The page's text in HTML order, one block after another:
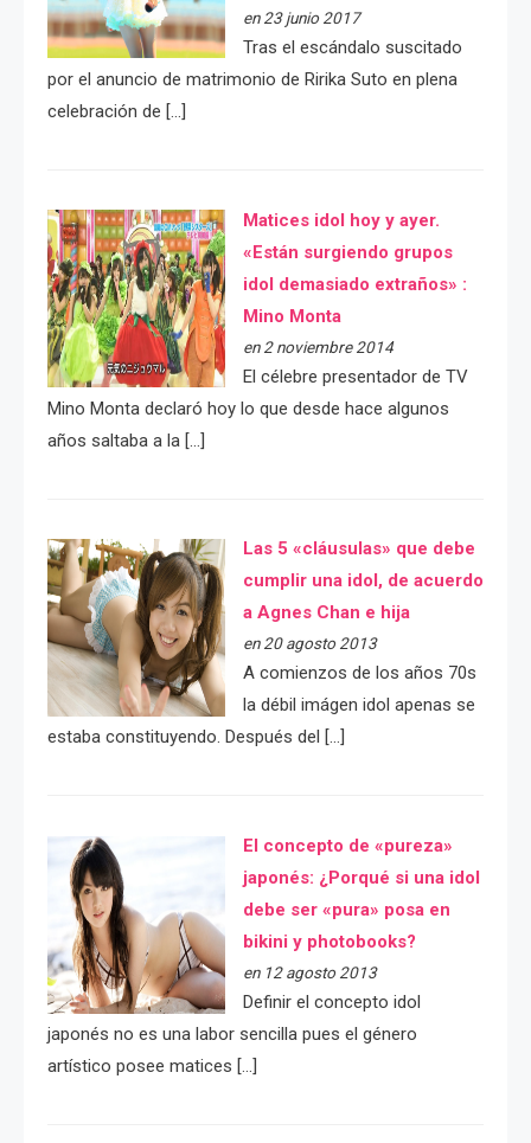
en 23 junio 2017
Tras el escándalo suscitado
por el anuncio de matrimonio de Ririka Suto en plena
celebración de […]
Matices idol hoy y ayer.
«Están surgiendo grupos
idol demasiado extraños» :
Mino Monta
en 2 noviembre 2014
El célebre presentador de TV
Mino Monta declaró hoy lo que desde hace algunos
años saltaba a la […]
Las 5 «cláusulas» que debe
cumplir una idol, de acuerdo
a Agnes Chan e hija
en 20 agosto 2013
A comienzos de los años 70s
la débil imágen idol apenas se
estaba constituyendo. Después del […]
El concepto de «pureza»
japonés: ¿Porqué si una idol
debe ser «pura» posa en
bikini y photobooks?
en 12 agosto 2013
Definir el concepto idol
japonés no es una labor sencilla pues el género
artístico posee matices […]